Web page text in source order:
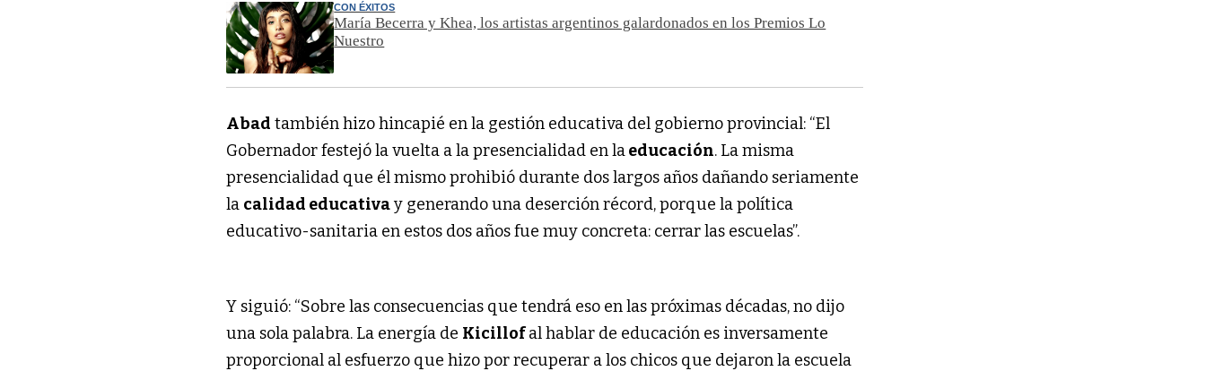
CON ÉXITOS
María Becerra y Khea, los artistas argentinos galardonados en los Premios Lo
Nuestro
Abad también hizo hincapié en la gestión educativa del gobierno provincial: “El
Gobernador festejó la vuelta a la presencialidad en laeducación. La misma
presencialidad que él mismo prohibió durante dos largos años dañando seriamente
la calidad educativay generando una deserción récord, porque la política
educativo-sanitaria en estos dos años fue muy concreta: cerrar las escuelas”.
Y siguió: “Sobre las consecuencias que tendrá eso en las próximas décadas, no dijo
una sola palabra. La energía de Kicillofal hablar de educación es inversamente
proporcional al esfuerzo que hizo por recuperar a los chicos que dejaron la escuela